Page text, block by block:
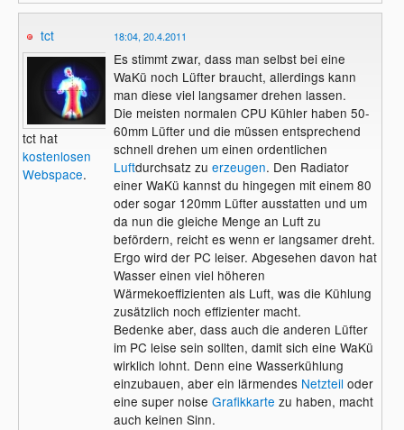
tct
tct hat
kostenlosen
Webspace.
18:04, 20.4.2011
Es stimmt zwar, dass man selbst bei eine
WaKü noch Lüfter braucht, allerdings kann
man diese viel langsamer drehen lassen.
Die meisten normalen CPU Kühler haben 50-
60mm Lüfter und die müssen entsprechend
schnell drehen um einen ordentlichen
Luftdurchsatz zu erzeugen. Den Radiator
einer WaKü kannst du hingegen mit einem 80
oder sogar 120mm Lüfter ausstatten und um
da nun die gleiche Menge an Luft zu
befördern, reicht es wenn er langsamer dreht.
Ergo wird der PC leiser. Abgesehen davon hat
Wasser einen viel höheren
Wärmekoeffizienten als Luft, was die Kühlung
zusätzlich noch effizienter macht.
Bedenke aber, dass auch die anderen Lüfter
im PC leise sein sollten, damit sich eine WaKü
wirklich lohnt. Denn eine Wasserkühlung
einzubauen, aber ein lärmendes Netzteil oder
eine super noise Grafikkarte zu haben, macht
auch keinen Sinn.